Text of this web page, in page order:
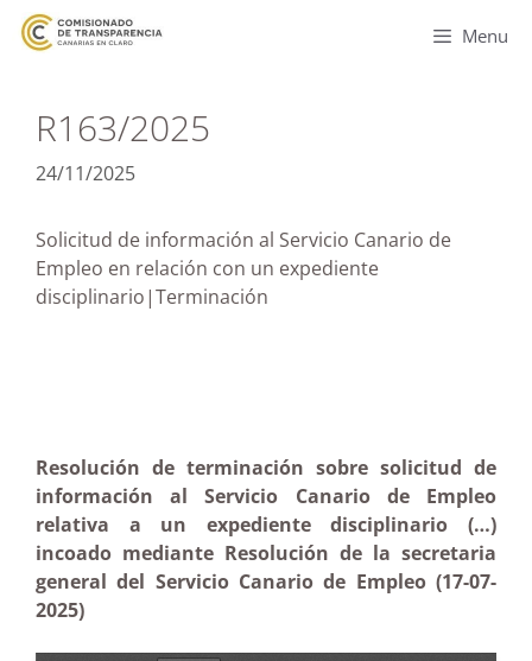
Menu
R163/2025
24/11/2025
Solicitud de información al Servicio Canario de
Empleo en relación con un expediente
disciplinario|Terminación
Resolución de terminación sobre solicitud de
información al Servicio Canario de Empleo
relativa a un expediente disciplinario (…)
incoado mediante Resolución de la secretaria
general del Servicio Canario de Empleo (17-07-
2025)